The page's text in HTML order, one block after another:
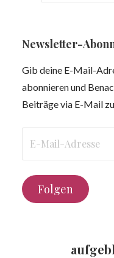
Newsletter-
Gib deine E-Mail-
abonnieren und
Beiträge via E-Mail
Mail-
Folgen